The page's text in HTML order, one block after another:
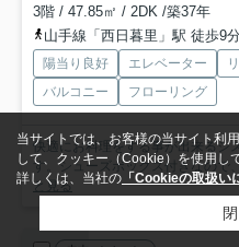
3階 / 47.85㎡ / 2DK /築37年
山手線「西日暮里」駅 徒歩9
陽当り良好 エレベーター
バルコニー
フローリング
快適にお料理をする事が出来るシ
す。シューズボックス付きなので
と見る
当サイトでは、お客様の当サイト利
して、クッキー（Cookie）を使用し
詳しくは、当社の 「Cookieの取扱い